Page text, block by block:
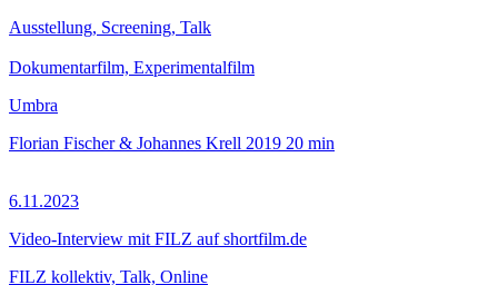
Ausstellung, Screening, Talk
Dokumentarfilm, Experimentalfilm
Umbra
Florian Fischer & Johannes Krell 2019 20 min
6.11.2023
Video-Interview mit FILZ auf shortfilm.de
FILZ kollektiv, Talk, Online